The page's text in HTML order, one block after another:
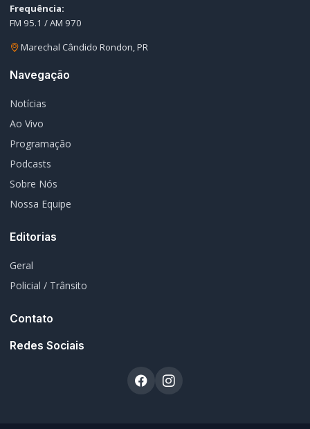
Frequência:
FM 95.1 / AM 970
Marechal Cândido Rondon, PR
Navegação
Notícias
Ao Vivo
Programação
Podcasts
Sobre Nós
Nossa Equipe
Editorias
Geral
Policial / Trânsito
Contato
Redes Sociais